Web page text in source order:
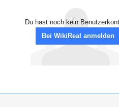
Du hast noch kein
Bei WikiReal anmelden